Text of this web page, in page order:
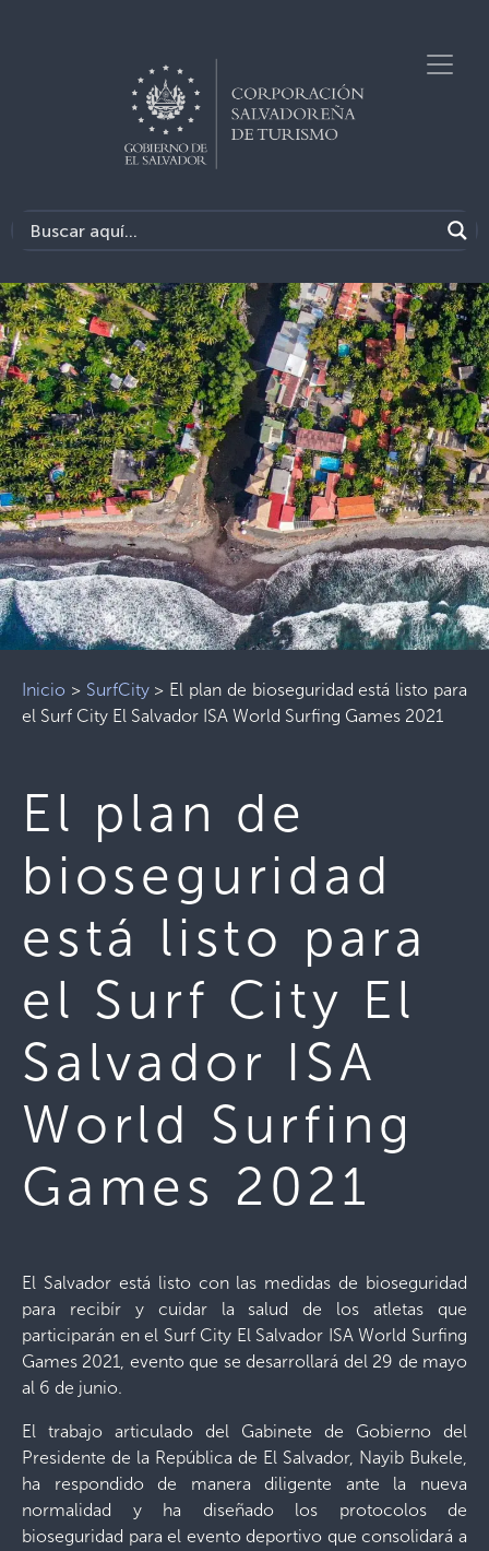
Inicio > SurfCity> El plan de bioseguridad está listo para
el Surf City El Salvador ISA World Surfing Games 2021
El plan de
bioseguridad
está listo para
el Surf City El
Salvador ISA
World Surfing
Games 2021
El Salvador está listo con las medidas de bioseguridad
para recibír y cuidar la salud de los atletas que
participarán en el Surf City El Salvador ISA World Surfing
Games 2021, evento que se desarrollará del 29 de mayo
al 6 de junio.
El trabajo articulado del Gabinete de Gobierno del
Presidente de la República de El Salvador, Nayib Bukele,
ha respondido de manera diligente ante la nueva
normalidad y ha diseñado los protocolos de
bioseguridad para el evento deportivo que consolidará a